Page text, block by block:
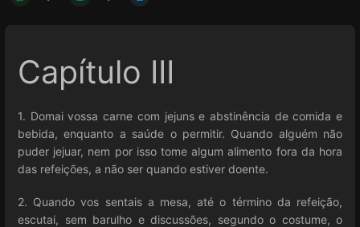
Capítulo III
1. Domai vossa carne com jejuns e abstinência de comida e
bebida, enquanto a saúde o permitir. Quando alguém não
puder jejuar, nem por isso tome algum alimento fora da hora
das refeições, a não ser quando estiver doente.
2. Quando vos sentais a mesa, até o término da refeição,
escutai, sem barulho e discussões, segundo o costume, o